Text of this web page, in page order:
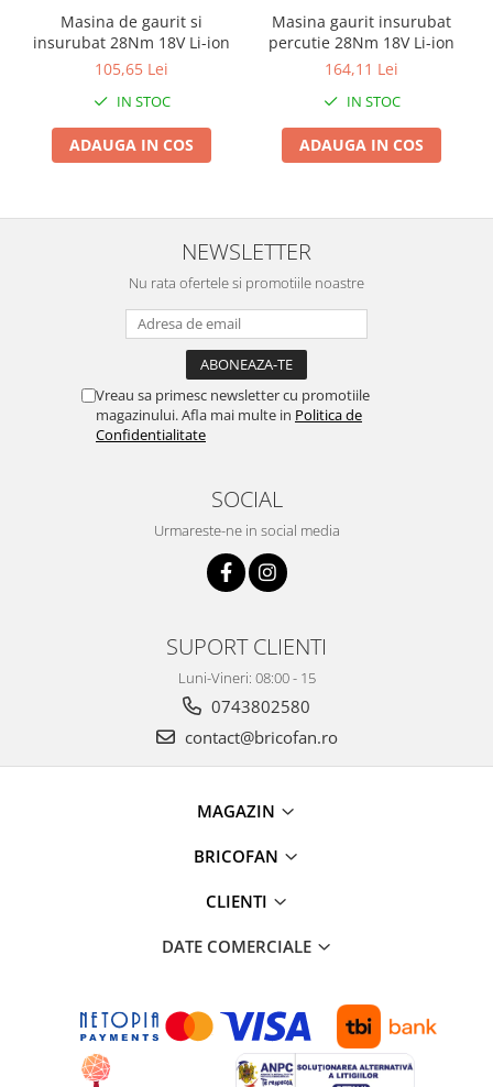
Lampi solare
Proiectoare & lampi de lucru
Veioze si Lampi
Aparate de spalat cu presiune si
Accesorii aparatele de spalat cu
Aparate de spalat cu presiune
Instalatii sanitare
Articole si accesorii pentru baie
Ventilatoare
Kituri de siguranta si supravietuire
Kit-uri siguranta auto
Masina de gaurit si
insurubat 28Nm 18V Li-ion
105,65 Lei
IN STOC
ADAUGA IN COS
Masina gaurit insurubat
percutie 28Nm 18V Li-ion
164,11 Lei
IN STOC
ADAUGA IN COS
NEWSLETTER
Nu rata ofertele si promotiile noastre
Vreau sa primesc newsletter cu promotiile
magazinului. Afla mai multe in Politica de
Confidentialitate
SOCIAL
Urmareste-ne in social media
SUPORT CLIENTI
Luni-Vineri: 08:00 - 15
0743802580
contact@bricofan.ro
MAGAZIN
BRICOFAN
CLIENTI
DATE COMERCIALE